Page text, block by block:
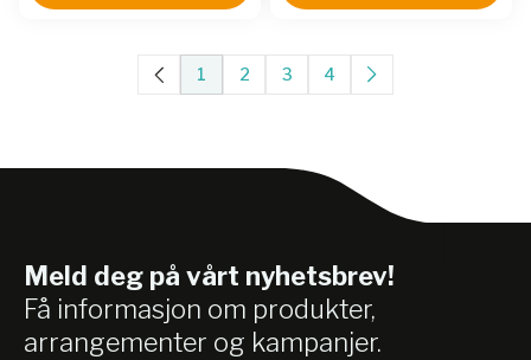
1 2 3 4
Meld deg på vårt nyhetsbrev!
Få informasjon om produkter,
arrangementer og kampanjer.